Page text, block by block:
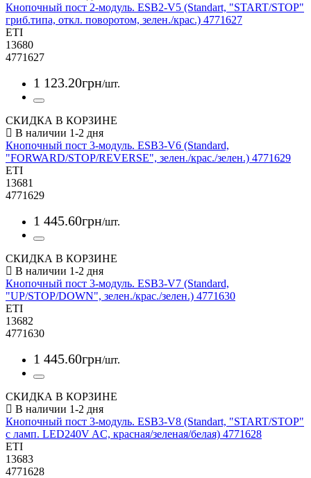
Кнопочный пост 2-модуль. ESB2-V5 (Standart, "START/STOP"
гриб.типа, откл. поворотом, зелен./крас.) 4771627
ETI
13680
4771627
1 123.20грн/шт.
СКИДКА В КОРЗИНЕ
Кнопочный пост 3-модуль. ESB3-V6 (Standard,
"FORWARD/STOP/REVERSE", зелен./крас./зелен.) 4771629
ETI
13681
4771629
1 445.60грн/шт.
СКИДКА В КОРЗИНЕ
Кнопочный пост 3-модуль. ESB3-V7 (Standard,
"UP/STOP/DOWN", зелен./крас./зелен.) 4771630
ETI
13682
4771630
1 445.60грн/шт.
СКИДКА В КОРЗИНЕ
Кнопочный пост 3-модуль. ESB3-V8 (Standart, "START/STOP"
с ламп. LED240V AC, красная/зеленая/белая) 4771628
ETI
13683
4771628